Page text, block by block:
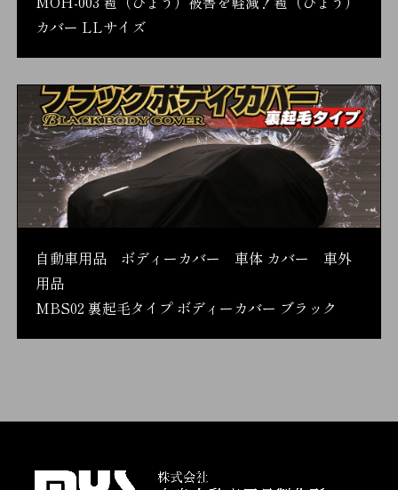
カバー LLサイズ
自動車用品 ボディーカバー 車体 カバー 車外
用品
MBS02 裏起毛タイプ ボディーカバー ブラック